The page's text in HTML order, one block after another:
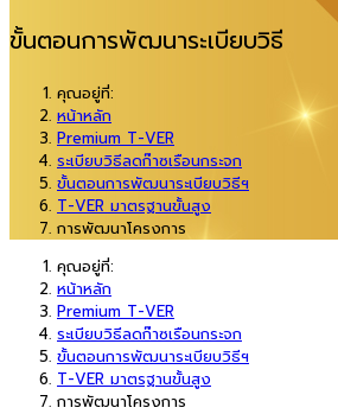
ขั้นตอนการพัฒนาระเบียบวิธี
คุณอยู่ที่:
หน้าหลัก
Premium T-VER
ระเบียบวิธีลดก๊าซเรือนกระจก
ขั้นตอนการพัฒนาระเบียบวิธีฯ
T-VER มาตรฐานขั้นสูง
การพัฒนาโครงการ
คุณอยู่ที่:
หน้าหลัก
Premium T-VER
ระเบียบวิธีลดก๊าซเรือนกระจก
ขั้นตอนการพัฒนาระเบียบวิธีฯ
T-VER มาตรฐานขั้นสูง
การพัฒนาโครงการ